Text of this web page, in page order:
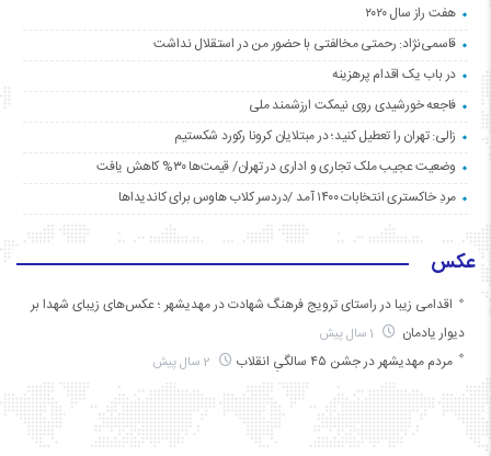
هفت راز سال ۲۰۲۰
قاسمی‌نژاد: رحمتی مخالفتی با حضور من در استقلال نداشت
در باب یک اقدام پرهزینه
فاجعه خورشیدی روی نیمکت ارزشمند ملی
زالی: تهران را تعطیل کنید؛ در مبتلایان کرونا رکورد شکستیم
وضعیت عجیب ملک تجاری و اداری در تهران/ قیمت‌ها ۳۰% کاهش یافت
مردِ خاکستری انتخابات ۱۴۰۰ آمد /دردسر کلاب هاوس برای کاندیداها
عکس
اقدامی زیبا در راستای ترویج فرهنگ شهادت در مهدیشهر ؛ عکس‌های زیبای شهدا بر
دیوار یادمان
مردم مهدیشهر در جشن ۴۵ سالگیِ انقلاب